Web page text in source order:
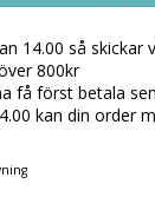
14.00 så skickar
800kr
få först betala
kan din order